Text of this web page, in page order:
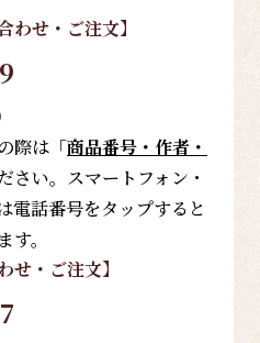
わせ・ご注文】
際は「商品番号・作者・
さい。スマートフォン・
電話番号をタップすると
。
せ・ご注文】